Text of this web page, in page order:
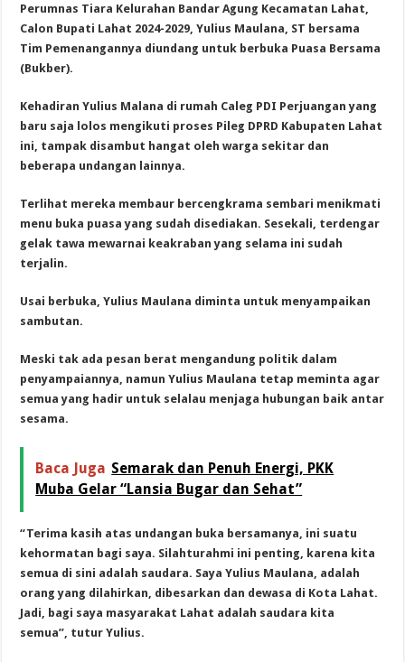
Perumnas Tiara Kelurahan Bandar Agung Kecamatan Lahat,
Calon Bupati Lahat 2024-2029, Yulius Maulana, ST bersama
Tim Pemenangannya diundang untuk berbuka Puasa Bersama
(Bukber).
Kehadiran Yulius Malana di rumah Caleg PDI Perjuangan yang
baru saja lolos mengikuti proses Pileg DPRD Kabupaten Lahat
ini, tampak disambut hangat oleh warga sekitar dan
beberapa undangan lainnya.
Terlihat mereka membaur bercengkrama sembari menikmati
menu buka puasa yang sudah disediakan. Sesekali, terdengar
gelak tawa mewarnai keakraban yang selama ini sudah
terjalin.
Usai berbuka, Yulius Maulana diminta untuk menyampaikan
sambutan.
Meski tak ada pesan berat mengandung politik dalam
penyampaiannya, namun Yulius Maulana tetap meminta agar
semua yang hadir untuk selalau menjaga hubungan baik antar
sesama.
Baca Juga Semarak dan Penuh Energi, PKK
Muba Gelar “Lansia Bugar dan Sehat”
“Terima kasih atas undangan buka bersamanya, ini suatu
kehormatan bagi saya. Silahturahmi ini penting, karena kita
semua di sini adalah saudara. Saya Yulius Maulana, adalah
orang yang dilahirkan, dibesarkan dan dewasa di Kota Lahat.
Jadi, bagi saya masyarakat Lahat adalah saudara kita
semua”, tutur Yulius.